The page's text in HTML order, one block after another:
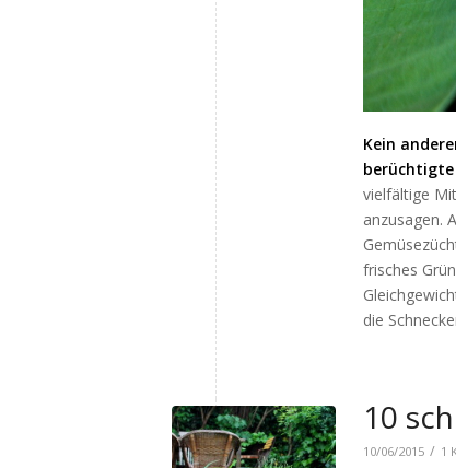
Kein
berüchtigte
vielfältige
anzusagen.
frisches
die
10
10/06/2015 / 1